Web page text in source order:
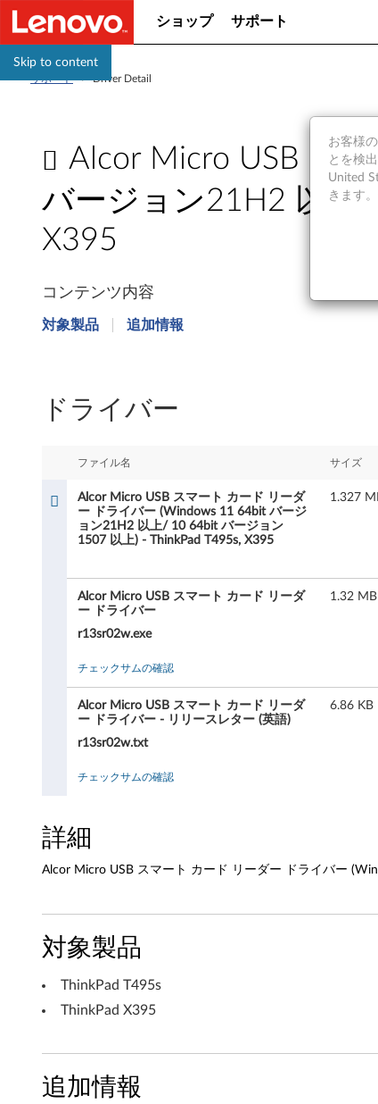
Skip to content
ショップ サポート
サポート >Driver Detail
Alcor Micro USB ス
バージョン21H2 以上/
X395
l
r
ト
カ
ド
リ
ー
ー
コンテンツ内容
対象製品 追加情報
ドライバー
ファイル名 サイズ
Alcor Micro USB スマート カード リーダ
ー ドライバー (Windows 11 64bit バージ
ョン21H2 以上/ 10 64bit バージョン
1507 以上) - ThinkPad T495s, X395
1.327
Alcor Micro USB スマート カード リーダ
ー ドライバー
r13sr02w.exe
1.32 MB
チェックサムの確認
Alcor Micro USB スマート カード リーダ
ー ドライバー - リリースレター (英語)
r13sr02w.txt
6.86 KB
チェックサムの確認
詳細
Alcor Micro USB スマート カード リーダー ドライバー
対象製品
ThinkPad T495s
ThinkPad X395
追加情報
お客様
とを検
United
きます